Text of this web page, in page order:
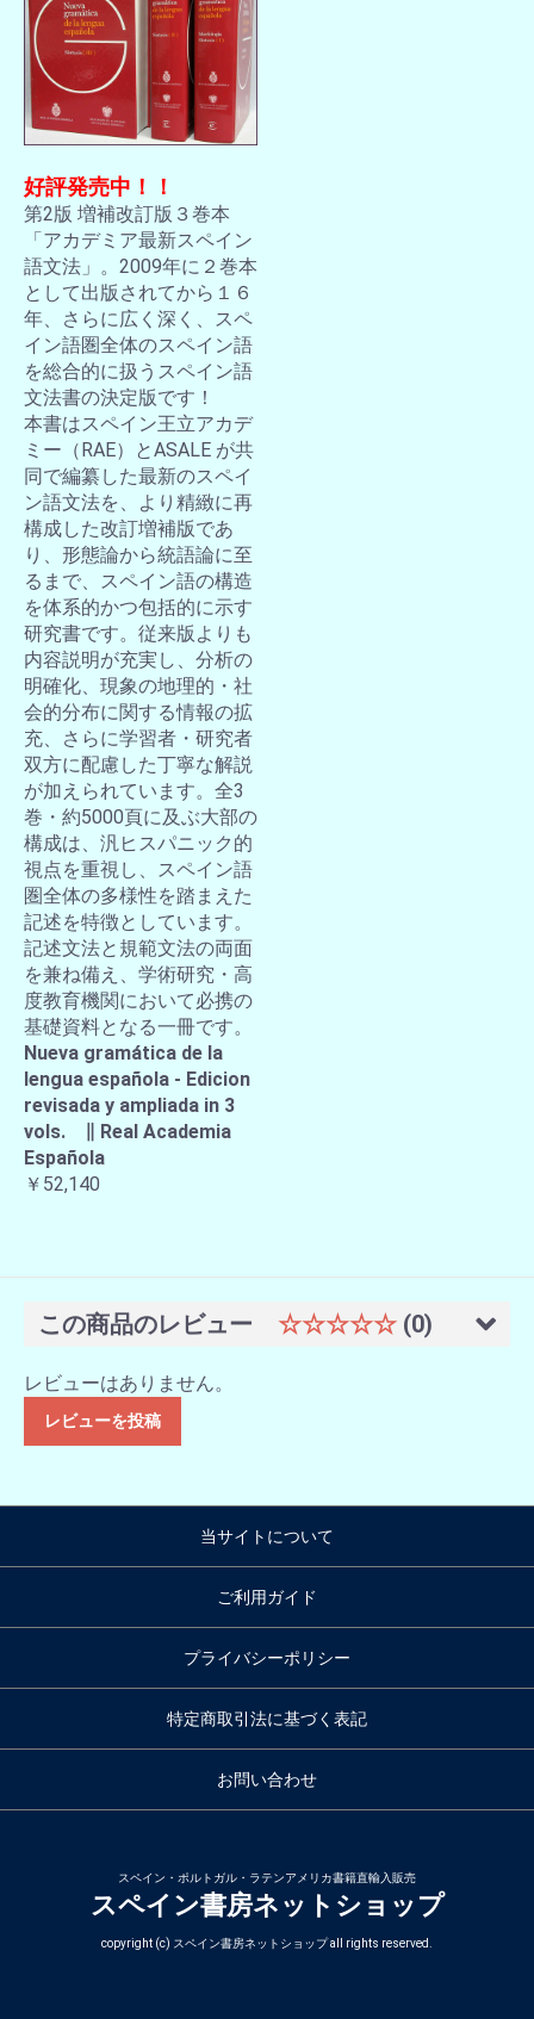
好評発売中！！
第2版 増補改訂版３巻本
「アカデミア最新スペイン
語文法」。2009年に２巻本
として出版されてから１６
年、さらに広く深く、スペ
イン語圏全体のスペイン語
を総合的に扱うスペイン語
文法書の決定版です！
本書はスペイン王立アカデ
ミー（RAE）とASALE が共
同で編纂した最新のスペイ
ン語文法を、より精緻に再
構成した改訂増補版であ
り、形態論から統語論に至
るまで、スペイン語の構造
を体系的かつ包括的に示す
研究書です。従来版よりも
内容説明が充実し、分析の
明確化、現象の地理的・社
会的分布に関する情報の拡
充、さらに学習者・研究者
双方に配慮した丁寧な解説
が加えられています。全3
巻・約5000頁に及ぶ大部の
構成は、汎ヒスパニック的
視点を重視し、スペイン語
圏全体の多様性を踏まえた
記述を特徴としています。
記述文法と規範文法の両面
を兼ね備え、学術研究・高
度教育機関において必携の
基礎資料となる一冊です。
Nueva gramática de la
lengua española - Edicion
revisada y ampliada in 3
vols. ∥ Real Academia
Española
￥52,140
この商品のレビュー ☆☆☆☆☆ (0)
レビューはありません。
レビューを投稿
当サイトについて
ご利用ガイド
プライバシーポリシー
特定商取引法に基づく表記
お問い合わせ
スペイン・ポルトガル・ラテンアメリカ書籍直輸入販売
スペイン書房ネットショップ
copyright (c) スペイン書房ネットショップ all rights reserved.